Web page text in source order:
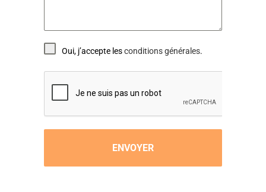
Oui, j’accepte lesconditions générales.
ENVOYER